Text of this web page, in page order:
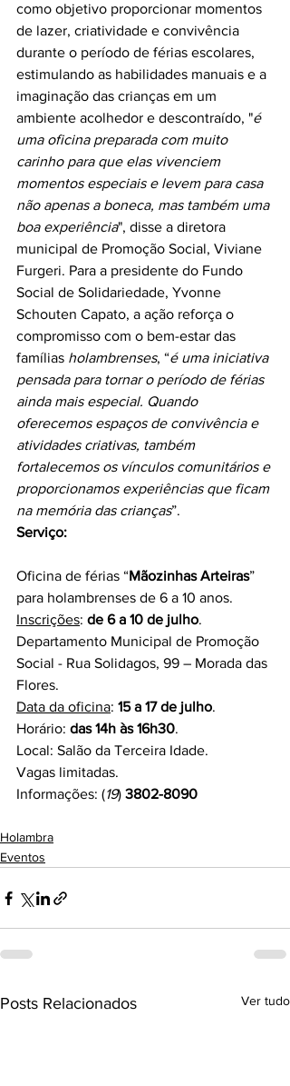
como objetivo proporcionar momentos
de lazer, criatividade e convivência
durante o período de férias escolares,
estimulando as habilidades manuais e a
imaginação das crianças em um
ambiente acolhedor e descontraído, "é
uma oficina preparada com muito
carinho para que elas vivenciem
momentos especiais e levem para casa
não apenas a boneca, mas também uma
boa experiência", disse a diretora
municipal de Promoção Social, Viviane
Furgeri. Para a presidente do Fundo
Social de Solidariedade, Yvonne
Schouten Capato, a ação reforça o
compromisso com o bem-estar das
famílias holambrenses, “é uma iniciativa
pensada para tornar o período de férias
ainda mais especial. Quando
oferecemos espaços de convivência e
atividades criativas, também
fortalecemos os vínculos comunitários e
proporcionamos experiências que ficam
na memória das crianças”.
Serviço:
Oficina de férias “Mãozinhas Arteiras”
para holambrenses de 6 a 10 anos.
Inscrições: de 6 a 10 de julho.
Departamento Municipal de Promoção
Social - Rua Solidagos, 99 – Morada das
Flores.
Data da oficina: 15 a 17 de julho.
Horário: das 14h às 16h30.
Local: Salão da Terceira Idade.
Vagas limitadas.
Informações: (19) 3802-8090
Holambra
Eventos
Posts Relacionados Ver tudo